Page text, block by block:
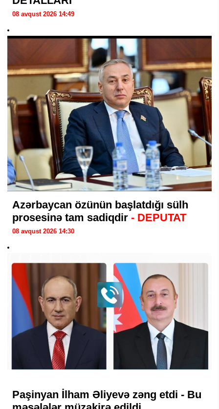
08 avqust 2026 14:49
Azərbaycan özünün başlatdığı sülh
prosesinə tam sadiqdir - DEPUTAT
08 avqust 2026 14:30
Paşinyan İlham Əliyevə zəng etdi - Bu